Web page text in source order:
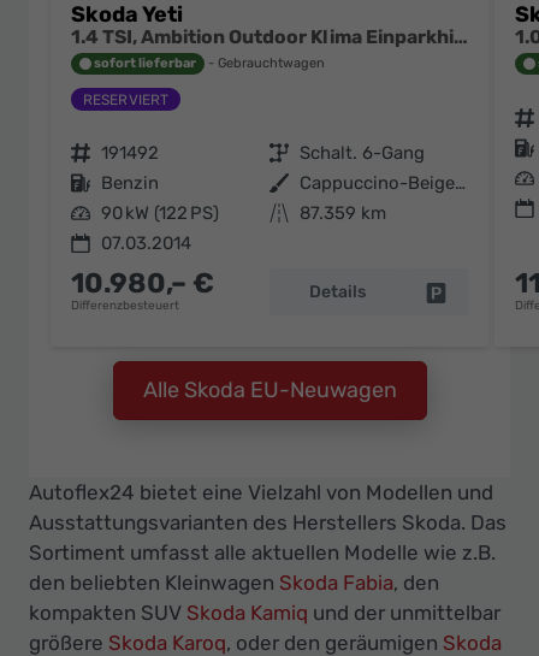
Skoda Yeti
1.4 TSI, Ambition Outdoor Klima Einparkhilfe Swing Tempomat
sofort lieferbar Gebrauchtwagen
Fahrzeugnr. 191492 Getriebe Schalt. 6-Gang
Kraftstoff Benzin Außenfarbe
Cappuccino-Beige Metallic
Leistung 90 kW (122 PS) Kilometerstand
87.359 km
07.03.2014
10.980,– €
Differenzbesteuert
Details Fahrzeug
Fahrzeugnr.
Kraftstoff
Leistung
Alle Skoda EU-Neuwagen
Autoflex24 bietet eine Vielzahl von Modellen und
Ausstattungsvarianten des Herstellers Skoda. Das
Sortiment umfasst alle aktuellen Modelle wie z.B.
den beliebten Kleinwagen Skoda Fabia, den
kompakten SUV Skoda Kamiq und der unmittelbar
größere Skoda Karoq, oder den geräumigen Skoda